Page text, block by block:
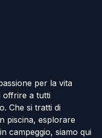
per la vita
offrire a tutti
Che si tratti di
piscina, esplorare
campeggio, siamo qui